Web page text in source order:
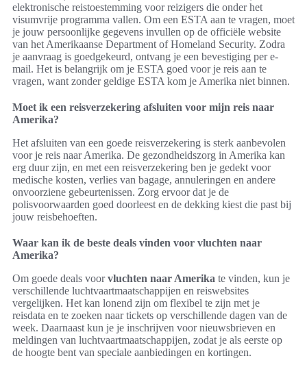
elektronische reistoestemming voor reizigers die onder het
visumvrije programma vallen. Om een ESTA aan te vragen, moet
je jouw persoonlijke gegevens invullen op de officiële website
van het Amerikaanse Department of Homeland Security. Zodra
je aanvraag is goedgekeurd, ontvang je een bevestiging per e-
mail. Het is belangrijk om je ESTA goed voor je reis aan te
vragen, want zonder geldige ESTA kom je Amerika niet binnen.
Moet ik een reisverzekering afsluiten voor mijn reis naar
Amerika?
Het afsluiten van een goede reisverzekering is sterk aanbevolen
voor je reis naar Amerika. De gezondheidszorg in Amerika kan
erg duur zijn, en met een reisverzekering ben je gedekt voor
medische kosten, verlies van bagage, annuleringen en andere
onvoorziene gebeurtenissen. Zorg ervoor dat je de
polisvoorwaarden goed doorleest en de dekking kiest die past bij
jouw reisbehoeften.
Waar kan ik de beste deals vinden voor vluchten naar
Amerika?
Om goede deals voorvluchten naar Amerika te vinden, kun je
verschillende luchtvaartmaatschappijen en reiswebsites
vergelijken. Het kan lonend zijn om flexibel te zijn met je
reisdata en te zoeken naar tickets op verschillende dagen van de
week. Daarnaast kun je je inschrijven voor nieuwsbrieven en
meldingen van luchtvaartmaatschappijen, zodat je als eerste op
de hoogte bent van speciale aanbiedingen en kortingen.